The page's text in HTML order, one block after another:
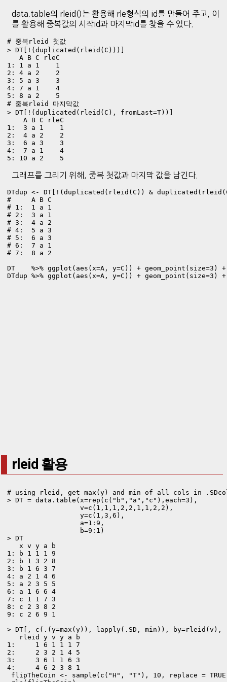
data.table의 rleid()는 활용해 rle형식의 id를 만들어 주고, 이
를 활용해 중복값의 시작id과 마지막id를 찾을 수 있다.
# 중복rleid 첫값
> DT[!(duplicated(rleid(C)))]
   A B C rleC
1: 1 a 1    1
2: 4 a 2    2
3: 5 a 3    3
4: 7 a 1    4
5: 8 a 2    5
# 중복rleid 마지막값
> DT[!(duplicated(rleid(C), fromLast=T))]
    A B C rleC
1:  3 a 1    1
2:  4 a 2    2
3:  6 a 3    3
4:  7 a 1    4
5: 10 a 2    5
그래프를 그리기 위해, 중복 첫값과 마지막 값을 남긴다.
DTdup <- DT[!(duplicated(rleid(C)) &
#     A B C
# 1:  1 a 1
# 2:  3 a 1
# 3:  4 a 2
# 4:  5 a 3
# 5:  6 a 3
# 6:  7 a 1
# 7:  8 a 2
DT    %>% ggplot(aes(x=A, y=C)) + geom_point(size=3)
DTdup %>% ggplot(aes(x=A, y=C)) + geom_point(size=3)
rleid 활용
# using rleid, get max(y) and min of all cols in
> DT = data.table(x=rep(c("b","a","c"),each=3),
                  v=c(1,1,1,2,2,1,1,2,2),
                  y=c(1,3,6),
                  a=1:9,
                  b=9:1)
> DT
   x v y a b
1: b 1 1 1 9
2: b 1 3 2 8
3: b 1 6 3 7
4: a 2 1 4 6
5: a 2 3 5 5
6: a 1 6 6 4
7: c 1 1 7 3
8: c 2 3 8 2
9: c 2 6 9 1
> DT[, c(.(y=max(y)), lapply(.SD, min)), by=rleid(v),
   rleid y v y a b
1:     1 6 1 1 1 7
2:     2 3 2 1 4 5
3:     3 6 1 1 6 3
4:     4 6 2 3 8 1
flipTheCoin <- sample(c("H", "T"), 10, replace =